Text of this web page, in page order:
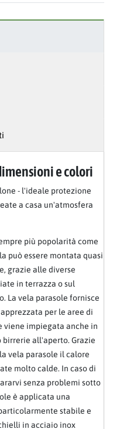
e colori
- l'ideale protezione
a casa un'atmosfera
più popolarità come
può essere montata quasi
grazie alle diverse
in terrazza o sul
La vela parasole fornisce
per le aree di
viene impiegata anche in
all'aperto. Grazie
vela parasole il calore
molto calde. In caso di
senza problemi sotto
è applicata una
stabile e
in acciaio inox